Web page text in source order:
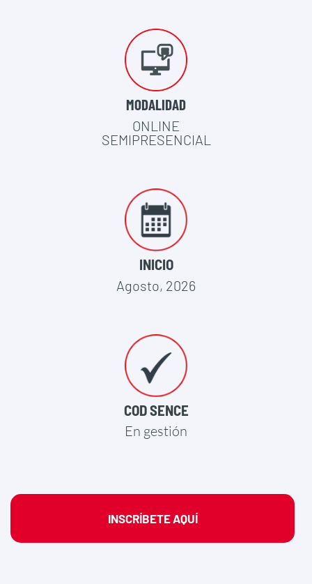
MODALIDAD
ONLINE
SEMIPRESENCIAL
INICIO
Agosto, 2026
COD SENCE
En gestión
INSCRÍBETE AQUÍ